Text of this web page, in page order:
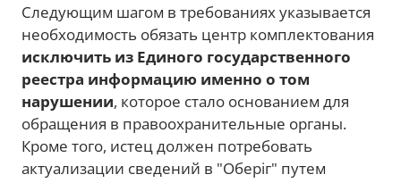
Следующим шагом в требованиях указывается
необходимость обязать центр комплектования
исключить из Единого государственного
реестра информацию именно о том
нарушении, которое стало основанием для
обращения в правоохранительные органы.
Кроме того, истец должен потребовать
актуализации сведений в "Оберіг" путем